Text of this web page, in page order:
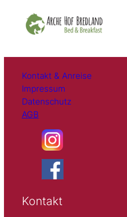
Kontakt & Anreise
Impressum
Datenschutz
AGB
Kontakt